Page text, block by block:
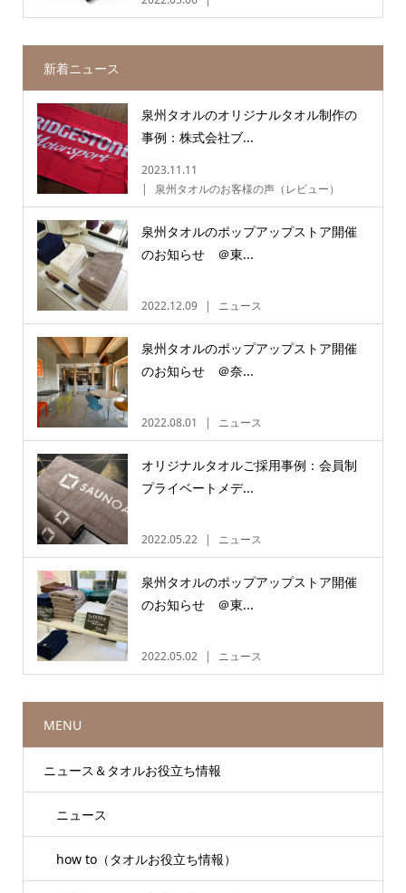
新着ニュース
泉州タオルのオリジナルタオル制作の
事例：株式会社ブ...
2023.11.11
泉州タオルのお客様の声（レビュー）
泉州タオルのポップアップストア開催
のお知らせ ＠東...
2022.12.09 ニュース
泉州タオルのポップアップストア開催
のお知らせ ＠奈...
2022.08.01 ニュース
オリジナルタオルご採用事例：会員制
プライベートメデ...
2022.05.22 ニュース
泉州タオルのポップアップストア開催
のお知らせ ＠東...
2022.05.02 ニュース
MENU
ニュース＆タオルお役立ち情報
ニュース
how to（タオルお役立ち情報）